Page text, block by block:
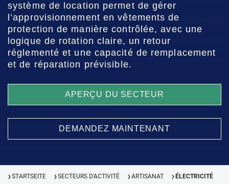
système de location permet de gérer
l’approvisionnement en vêtements de
protection de manière contrôlée, avec une
logique de rotation claire, un retour
réglementé et une capacité de remplacement
et de réparation prévisible.
APERÇU DU SECTEUR
DEMANDEZ MAINTENANT
❯ STARTSEITE ❯ SECTEURS D’ACTIVITÉ ❯ ARTISANAT ❯ ÉLECTRICITÉ